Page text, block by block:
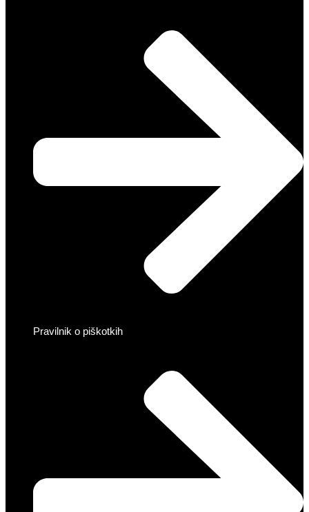
Pravilnik o piškotkih